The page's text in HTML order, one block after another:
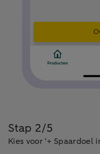
Stap 2/5
Kies voor '+ Spaardoel